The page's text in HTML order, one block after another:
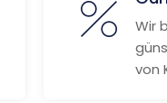
Wir
von